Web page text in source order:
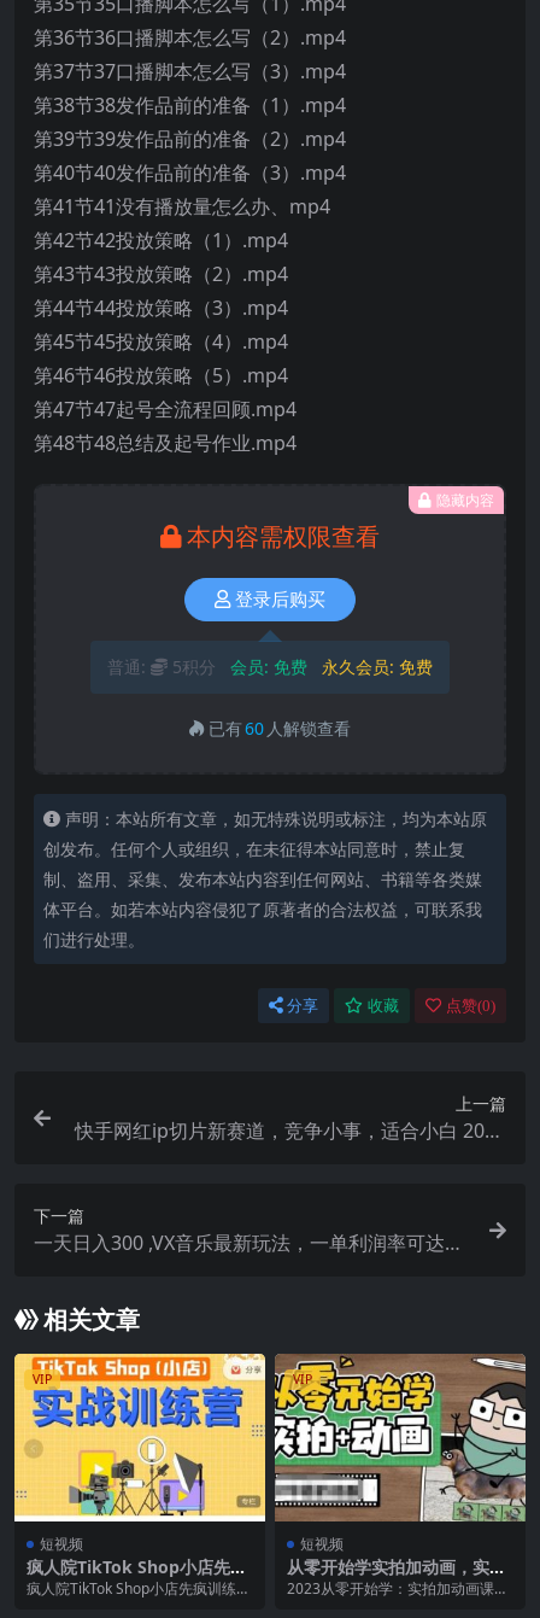
第36节36口播脚本怎么写（2）.mp4
第37节37口播脚本怎么写（3）.mp4
第38节38发作品前的准备（1）.mp4
第39节39发作品前的准备（2）.mp4
第40节40发作品前的准备（3）.mp4
第41节41没有播放量怎么办、mp4
第42节42投放策略（1）.mp4
第43节43投放策略（2）.mp4
第44节44投放策略（3）.mp4
第45节45投放策略（4）.mp4
第46节46投放策略（5）.mp4
第47节47起号全流程回顾.mp4
第48节48总结及起号作业.mp4
隐藏内容
本内容需权限查看
登录后购买
普通: 5积分 会员: 免费 永久会员: 免费
已有60 人解锁查看
声明：本站所有文章，如无特殊说明或标注，均为本站原
创发布。任何个人或组织，在未征得本站同意时，禁止复
制、盗用、采集、发布本站内容到任何网站、书籍等各类媒
体平台。如若本站内容侵犯了原著者的合法权益，可联系我
们进行处理。
分享 收藏 点赞(0)
上一篇
快手网红ip切片新赛道，竞争小事，适合小白 2023
下一篇
一天日入300 ,VX音乐最新玩法，一单利润率可达9
相关文章
VIP
短视频
疯人院TikTok Shop小店先疯
训练营，开启2022年海外小店
带货，从0到1掌握TK小店运营
疯人院TikTok Shop小店先疯训练
VIP
短视频
从零开始学实拍加动画，实拍
加动画创意教程（49节视频
2023从零开始学：实拍加动画课是